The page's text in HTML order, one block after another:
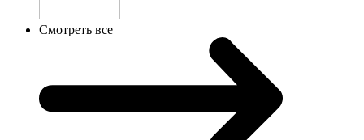
Смотреть все